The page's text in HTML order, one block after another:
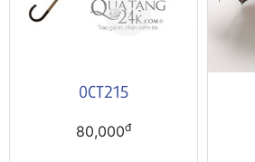
0CT215
80,000đ